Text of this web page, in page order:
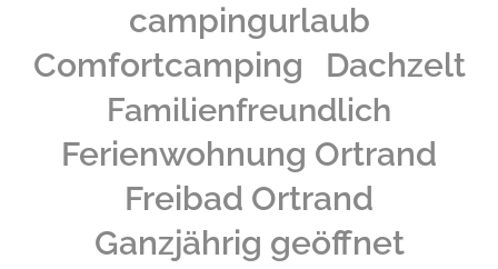
campingurlaub
Comfortcamping
Dachzelt
Familienfreundlich
Ferienwohnung Ortrand
Freibad Ortrand
Ganzjährig geöffnet